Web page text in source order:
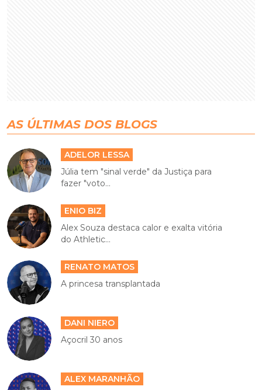
AS ÚLTIMAS DOS BLOGS
ADELOR LESSA
Júlia tem "sinal verde" da Justiça para
fazer "voto...
ENIO BIZ
Alex Souza destaca calor e exalta vitória
do Athletic...
RENATO MATOS
A princesa transplantada
DANI NIERO
Açocril 30 anos
ALEX MARANHÃO